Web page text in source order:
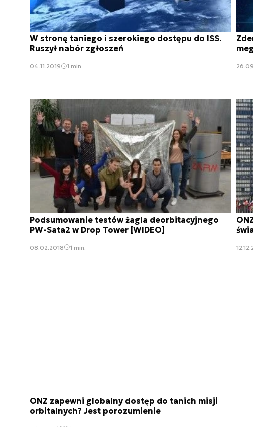
W stronę taniego i szerokiego dostępu do ISS.
Ruszył nabór zgłoszeń
04.11.2019 1 min.
Podsumowanie testów żagla deorbitacyjnego
PW-Sata2 w Drop Tower [WIDEO]
08.02.2018 1 min.
ONZ zapewni globalny dostęp do tanich misji
orbitalnych? Jest porozumienie